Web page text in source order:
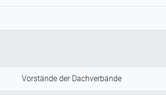
Vorstände der Dachverbände